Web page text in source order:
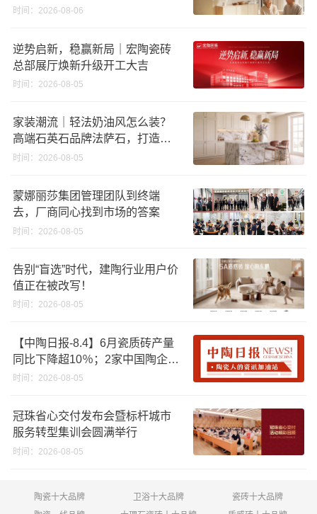
相
时间：2026-08-06
逆势启新，稳赢新局｜宏陶瓷砖
总部展厅焕新升级开工大吉
时间：2026-08-05
家装潮流｜轻法奶油风怎么装？
高端石英石品牌法萨石，打造质
感橱柜台面
时间：2026-08-05
蒙娜丽莎集团管理团队到终端
去，厂商同心找到市场的答案
时间：2026-08-05
告别“盲选”时代，建陶行业用户价
值正在被改写！
时间：2026-08-05
【中陶日报-8.4】6月瓷质砖产量
同比下降超10％；2家中国陶企亮
相马来西亚ARCHIDEX 2026石材
份；方向集团出海
时间：2026-08-05
冠珠省心交付发布会暨标杆城市
服务转型集训会圆满举行
时间：2026-08-05
陶瓷十大品牌 卫浴十大品牌
瓷砖十大品牌